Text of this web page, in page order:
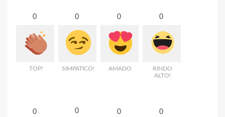
0
TOP!
0
SIMPATICO!
0
AMADO
0
RINDO
ALTO!
0 0 0 0